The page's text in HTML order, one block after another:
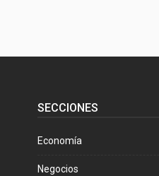
SECCIONES
Economía
Negocios